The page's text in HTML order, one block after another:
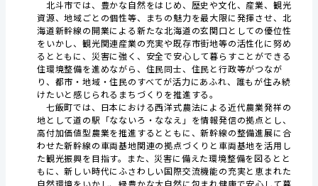
北斗市では、豊かな自然をはじめ、歴史や文化、産業、観光
資源、地域ごとの個性等、まちの魅力を最大限に発揮させ、北
海道新幹線の開業による新たな北海道の玄関口としての優位性
をいかし、観光関連産業の充実や既存市街地等の活性化に努め
るとともに、災害に強く、安全で安心して暮らすことができる
住環境整備を進めながら、住民同士、住民と行政等がつなが
り、都市・地域・住民のすべてが活力にあふれ、誰もが住み続
けたいと感じられるまちづくりを推進する。
七飯町では、日本における西洋式農法による近代農業発祥の
地として道の駅「なないろ・ななえ」を情報発信の拠点とし、
高付加価値型農業を推進するとともに、新幹線の整備進展に合
わせた新幹線の車両基地関連の拠点づくりと車両基地を活用し
た観光振興を目指す。また、災害に備えた環境整備を図るとと
もに、新しい時代にふさわしい国際交流機能の充実と恵まれた
自然環境をいかし、緑豊かな大自然に包まれ健康で安心して暮